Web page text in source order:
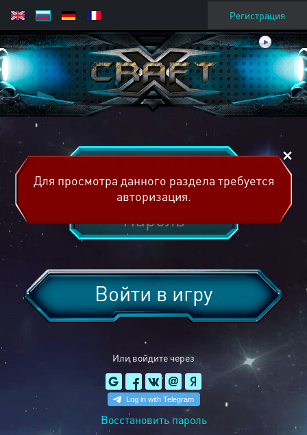
Регистрация
Или войдите через
Войти в игру
Восстановить пароль
Для просмотра данного раздела требуется
авторизация.